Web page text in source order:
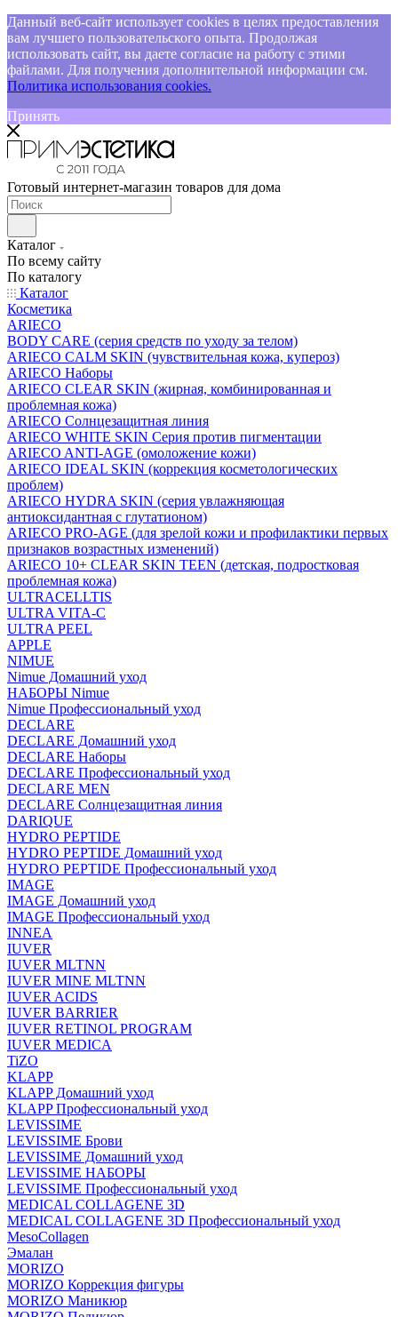
Данный веб-сайт использует cookies в целях предоставления
вам лучшего пользовательского опыта. Продолжая
использовать сайт, вы даете согласие на работу с этими
файлами. Для получения дополнительной информации см.
Политика использования cookies.
Принять
Готовый интернет-магазин товаров для дома
Каталог
По всему сайту
По каталогу
Каталог
Косметика
ARIECO
BODY CARE (серия средств по уходу за телом)
ARIECO CALM SKIN (чувствительная кожа, купероз)
ARIECO Наборы
ARIECO CLEAR SKIN (жирная, комбинированная и
проблемная кожа)
ARIECO Солнцезащитная линия
ARIECO WHITE SKIN Серия против пигментации
ARIECO ANTI-AGE (омоложение кожи)
ARIECO IDEAL SKIN (коррекция косметологических
проблем)
ARIECO HYDRA SKIN (серия увлажняющая
антиоксидантная с глутатионом)
ARIECO PRO-AGE (для зрелой кожи и профилактики первых
признаков возрастных изменений)
ARIECO 10+ CLEAR SKIN TEEN (детская, подростковая
проблемная кожа)
ULTRACELLTIS
ULTRA VITA-C
ULTRA PEEL
APPLE
NIMUE
Nimue Домашний уход
НАБОРЫ Nimue
Nimue Профессиональный уход
DECLARE
DECLARE Домашний уход
DECLARE Наборы
DECLARE Профессиональный уход
DECLARE MEN
DECLARE Солнцезащитная линия
DARIQUE
HYDRO PEPTIDE
HYDRO PEPTIDE Домашний уход
HYDRO PEPTIDE Профессиональный уход
IMAGE
IMAGE Домашний уход
IMAGE Профессиональный уход
INNEA
IUVER
IUVER MLTNN
IUVER MINE MLTNN
IUVER ACIDS
IUVER BARRIER
IUVER RETINOL PROGRAM
IUVER MEDICA
TiZO
KLAPP
KLAPP Домашний уход
KLAPP Профессиональный уход
LEVISSIME
LEVISSIME Брови
LEVISSIME Домашний уход
LEVISSIME НАБОРЫ
LEVISSIME Профессиональный уход
MEDICAL COLLAGENE 3D
MEDICAL COLLAGENE 3D Профессиональный уход
MesoCollagen
Эмалан
MORIZO
MORIZO Коррекция фигуры
MORIZO Маникюр